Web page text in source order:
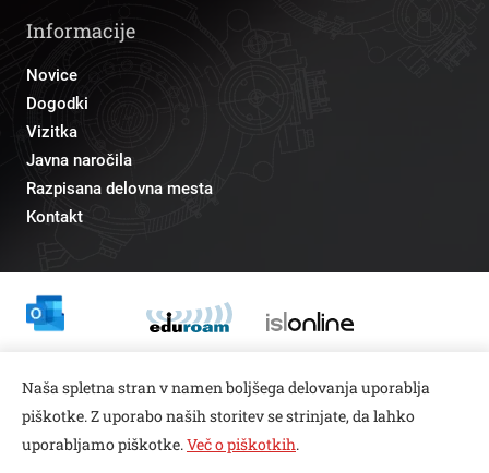
Informacije
Novice
Dogodki
Vizitka
Javna naročila
Razpisana delovna mesta
Kontakt
pr@fs.uni-lj.si
Naša spletna stran v namen boljšega delovanja uporablja
piškotke. Z uporabo naših storitev se strinjate, da lahko
uporabljamo piškotke.Več o piškotkih.